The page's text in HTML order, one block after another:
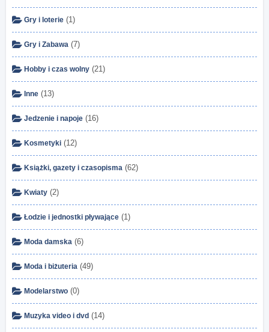
Gry i loterie (1)
Gry i Zabawa (7)
Hobby i czas wolny (21)
Inne (13)
Jedzenie i napoje (16)
Kosmetyki (12)
Książki, gazety i czasopisma (62)
Kwiaty (2)
Łodzie i jednostki pływające (1)
Moda damska (6)
Moda i biżuteria (49)
Modelarstwo (0)
Muzyka video i dvd (14)